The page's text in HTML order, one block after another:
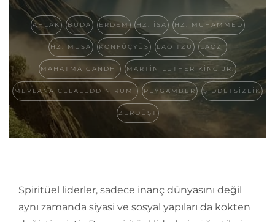
AHLAK BUDA ERDEM HZ. İSA HZ. MUHAMMED
HZ. MUSA KONFÜÇYÜS LAO TZU LAOZI
MAHATMA GANDHI MARTIN LUTHER KING JR.
MEVLANA CELALEDDIN RUMI PEYGAMBER ŞIDDETSIZLIK
ZERDÜŞT
Spiritüel liderler, sadece inanç dünyasını değil
aynı zamanda siyasi ve sosyal yapıları da kökten